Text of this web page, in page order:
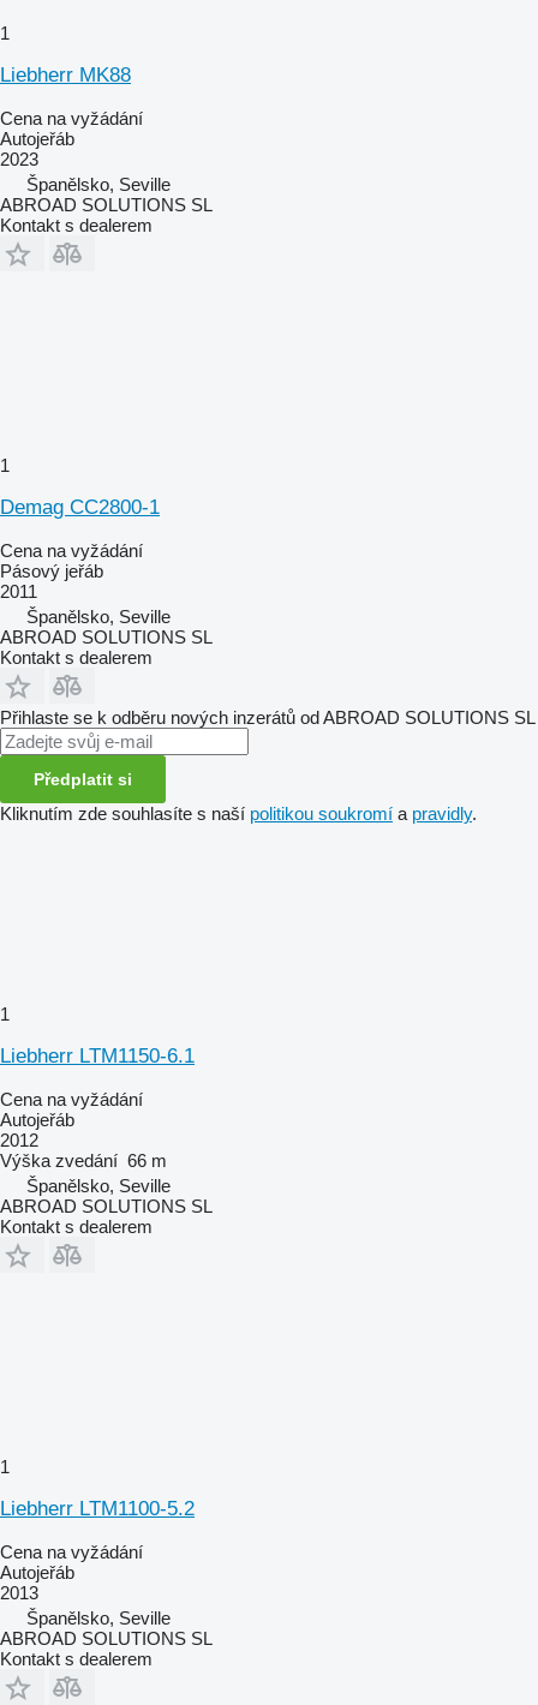
1
Liebherr MK88
Cena na vyžádání
Autojeřáb
2023
Španělsko, Seville
ABROAD SOLUTIONS SL
Kontakt s dealerem
1
Demag CC2800-1
Cena na vyžádání
Pásový jeřáb
2011
Španělsko, Seville
ABROAD SOLUTIONS SL
Kontakt s dealerem
Přihlaste se k odběru nových inzerátů od ABROAD SOLUTIONS SL
Předplatit si
Kliknutím zde souhlasíte s naší politikou soukromí a pravidly.
1
Liebherr LTM1150-6.1
Cena na vyžádání
Autojeřáb
2012
Výška zvedání 66 m
Španělsko, Seville
ABROAD SOLUTIONS SL
Kontakt s dealerem
1
Liebherr LTM1100-5.2
Cena na vyžádání
Autojeřáb
2013
Španělsko, Seville
ABROAD SOLUTIONS SL
Kontakt s dealerem